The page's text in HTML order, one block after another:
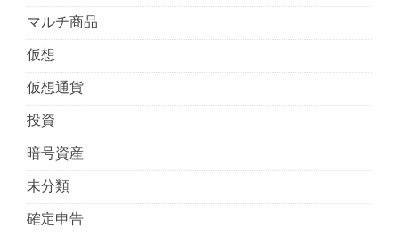
マルチ商品
仮想
仮想通貨
投資
暗号資産
未分類
確定申告